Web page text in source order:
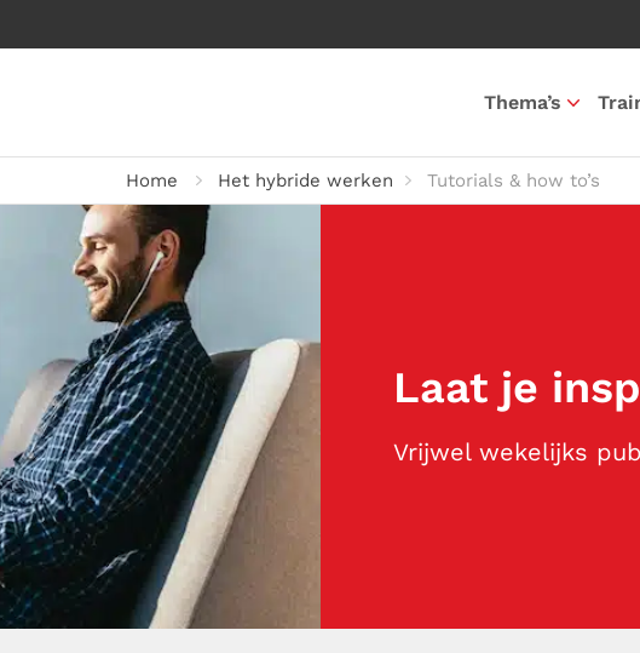
Thema’s
Home Het hybride werken Tutorials & how to’s
Laat je
Vrijwel wekelijks